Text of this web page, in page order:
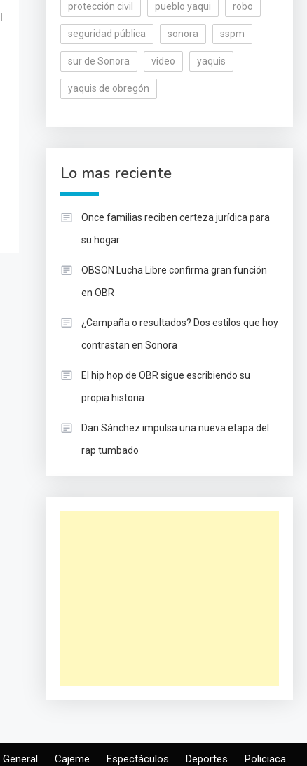
protección civil pueblo yaqui robo
seguridad pública sonora sspm
sur de Sonora video yaquis
yaquis de obregón
Lo mas reciente
Once familias reciben certeza jurídica para
su hogar
OBSON Lucha Libre confirma gran función
en OBR
¿Campaña o resultados? Dos estilos que hoy
contrastan en Sonora
El hip hop de OBR sigue escribiendo su
propia historia
Dan Sánchez impulsa una nueva etapa del
rap tumbado
General Cajeme Espectáculos Deportes Policiaca